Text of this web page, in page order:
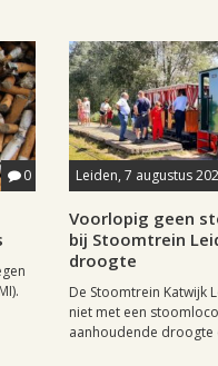
0 Leiden, 7 augustus
Voorlopig geen
bij Stoomtrein
droogte
De Stoomtrein Katwijk
niet met een
aanhoudende droogte